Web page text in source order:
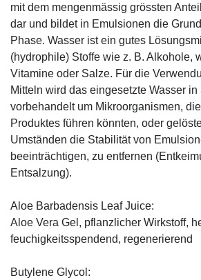
mit dem mengenmässig grössten
dar und bildet in Emulsionen die
Phase. Wasser ist ein gutes
(hydrophile) Stoffe wie z. B. Alkohole,
Vitamine oder Salze. Für die
Mitteln wird das eingesetzte Wasser in
vorbehandelt um Mikroorganismen,
Produktes führen könnten, oder
Umständen die Stabilität von
beeinträchtigen, zu entfernen
Entsalzung).
Aloe Barbadensis Leaf Juice:
Aloe Vera Gel, pflanzlicher Wirkstoff,
feuchigkeitsspendend, ­regenerierend
Butylene Glycol: